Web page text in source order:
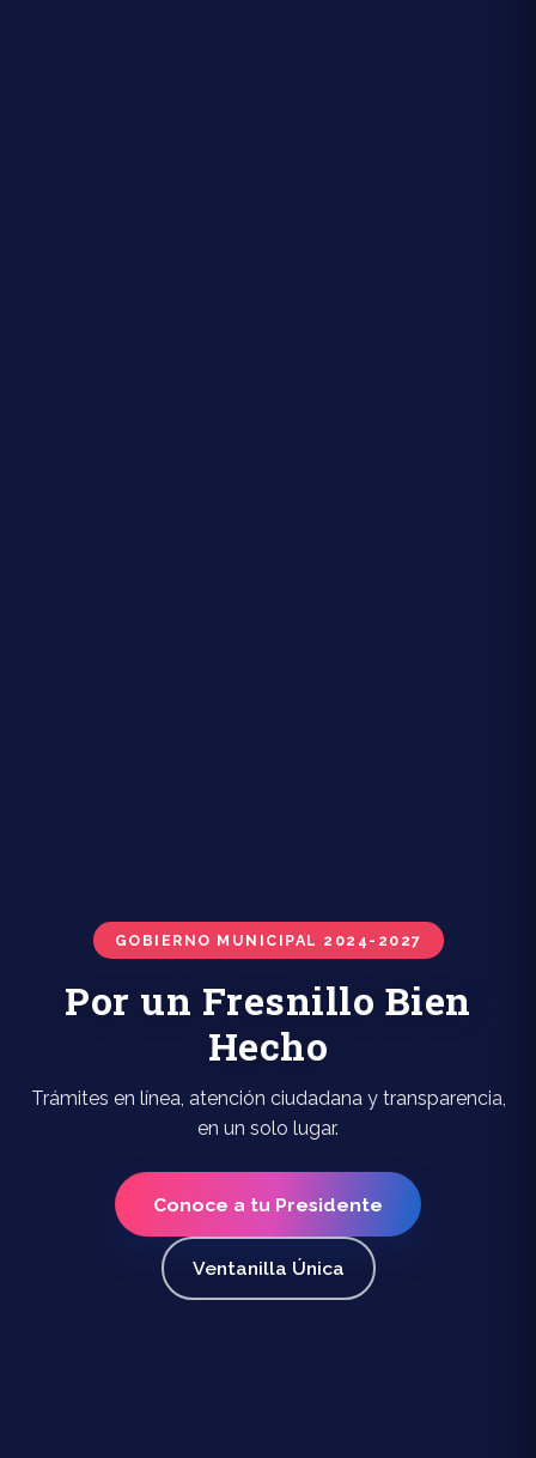
GOBIERNO MUNICIPAL 2024-2027
Por un Fresnillo Bien
Hecho
Trámites en línea, atención ciudadana y transparencia,
en un solo lugar.
Conoce a tu Presidente
Ventanilla Única